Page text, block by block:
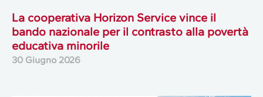
La cooperativa Horizon Service vince il
bando nazionale per il contrasto alla povertà
educativa minorile
30 Giugno 2026